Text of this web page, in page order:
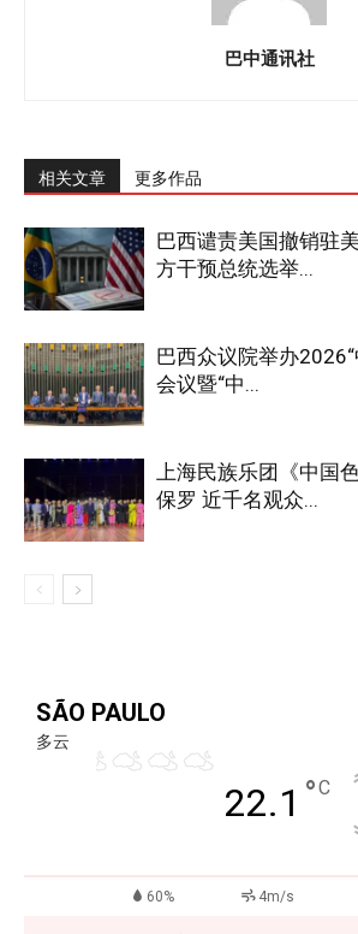
巴中通讯社
相关文章 更多作品
巴西谴责美国撤销驻
方干预总统选举...
巴西众议院举办
会议暨“中...
上海民族乐团《中国
保罗 近千名观众...
SÃO PAULO
多云
22.1 °C
60% 4m/s